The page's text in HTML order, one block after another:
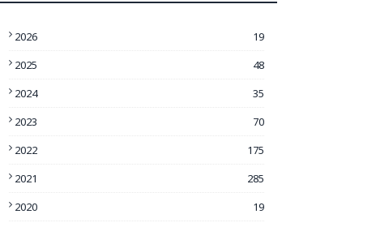
2026
19
2025
48
2024
35
2023
70
2022
175
2021
285
2020
19